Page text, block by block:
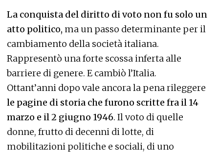
La conquista del diritto di voto non fu solo un
atto politico, ma un passo determinante per il
cambiamento della società italiana.
Rappresentò una forte scossa inferta alle
barriere di genere. E cambiò l’Italia.
Ottant’anni dopo vale ancora la pena rileggere
le pagine di storia che furono scritte fra il 14
marzo e il 2 giugno 1946. Il voto di quelle
donne, frutto di decenni di lotte, di
mobilitazioni politiche e sociali, di uno